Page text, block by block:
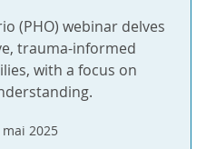
(PHO) webinar delves
trauma-informed
with a focus on
2025